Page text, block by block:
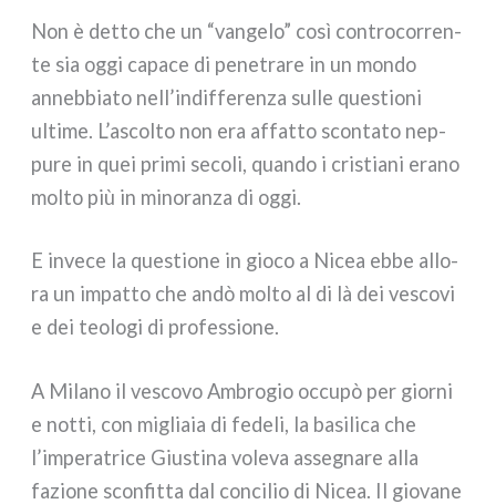
Non è det­to che un “van­ge­lo” così con­tro­cor­ren­
te sia oggi capa­ce di pene­tra­re in un mon­do
anneb­bia­to nell’indifferenza sul­le que­stio­ni
ulti­me. L’ascolto non era affat­to scon­ta­to nep­
pu­re in quei pri­mi seco­li, quan­do i cri­stia­ni era­no
mol­to più in mino­ran­za di oggi.
E inve­ce la que­stio­ne in gio­co a Nicea ebbe allo­
ra un impat­to che andò mol­to al di là dei vesco­vi
e dei teo­lo­gi di pro­fes­sio­ne.
A Milano il vesco­vo Ambrogio occu­pò per gior­ni
e not­ti, con miglia­ia di fede­li, la basi­li­ca che
l’imperatrice Giustina vole­va asse­gna­re alla
fazio­ne scon­fit­ta dal con­ci­lio di Nicea. Il gio­va­ne